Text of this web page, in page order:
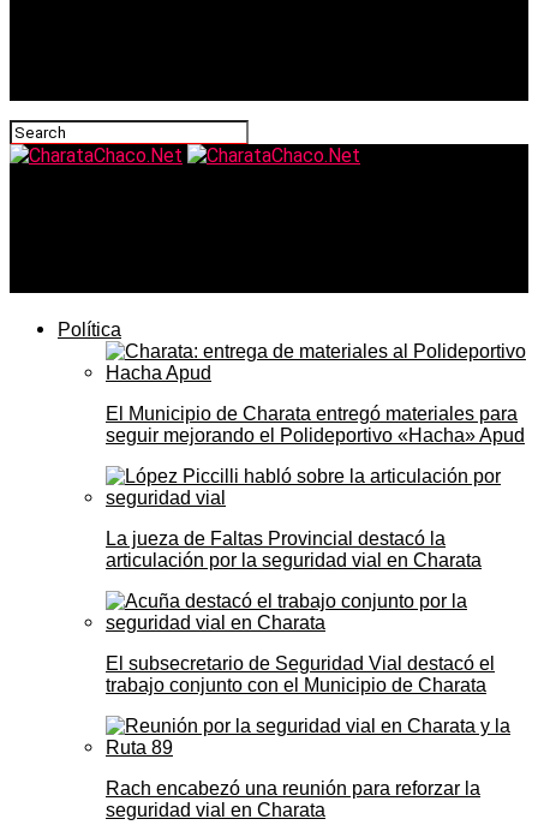
Política
El Municipio de Charata entregó materiales para
seguir mejorando el Polideportivo «Hacha» Apud
La jueza de Faltas Provincial destacó la
articulación por la seguridad vial en Charata
El subsecretario de Seguridad Vial destacó el
trabajo conjunto con el Municipio de Charata
Rach encabezó una reunión para reforzar la
seguridad vial en Charata